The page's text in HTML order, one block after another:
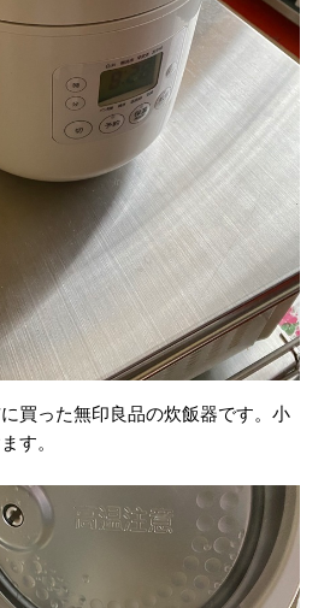
買った無印良品の炊飯器です。小
す。